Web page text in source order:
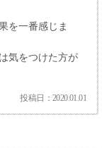
を一番感じま
気をつけた方が
投稿日：2020.01.01